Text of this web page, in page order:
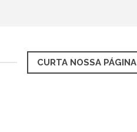
CURTA NOSSA PÁGINA